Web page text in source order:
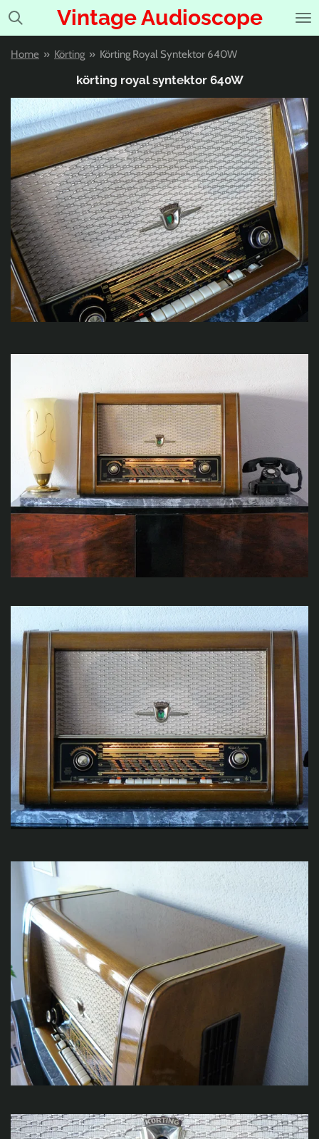
Ga
de
Vintage Audioscope
Home » Körting » Körting Royal Syntektor 640W
körting royal syntektor 640W